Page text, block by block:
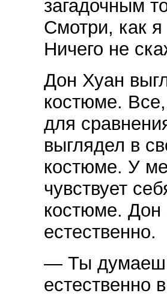
загадочным
Смотри, как
Ничего не
Дон Хуан
костюме.
для
выглядел в
костюме. У
чувствует
костюме. Дон
естественно.
— Ты
естественно